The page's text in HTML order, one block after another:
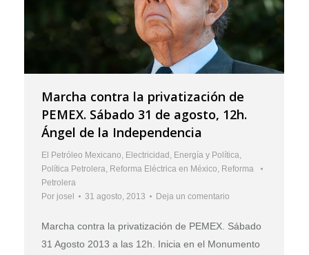
Marcha contra la privatización de
PEMEX. Sábado 31 de agosto, 12h.
Ángel de la Independencia
El Petróleo Mexicano Electricidad Energía y Política
Política Petrolera Reforma Eléctrica en México Reforma
Petrolera
Por josel 31 agosto, 2013 Deja un comentario
Marcha contra la privatización de PEMEX. Sábado
31 Agosto 2013 a las 12h. Inicia en el Monumento